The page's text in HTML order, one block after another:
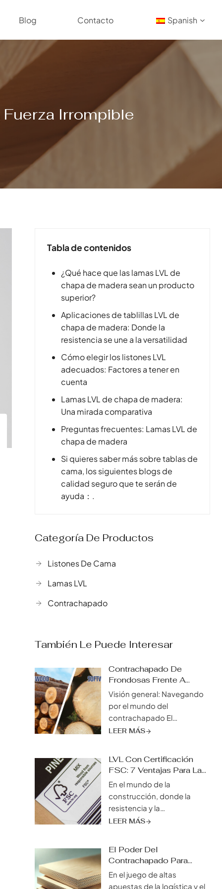
Blog Contacto Spanish
Irrompible
Tabla de contenidos
¿Qué hace que las lamas LVL de
chapa de madera sean un producto
superior?
Aplicaciones de tablillas LVL de
chapa de madera: Donde la
resistencia se une a la versatilidad
Cómo elegir los listones LVL
adecuados: Factores a tener en
cuenta
Lamas LVL de chapa de madera:
Una mirada comparativa
Preguntas frecuentes: Lamas LVL de
chapa de madera
Si quieres saber más sobre tablas de
cama, los siguientes blogs de
calidad seguro que te serán de
ayuda：.
Categoría De Productos
Listones De Cama
Lamas LVL
Contrachapado
También Le Puede Interesar
Contrachapado De
Frondosas Frente A
Coníferas: Una
Comparación Exhaustiva
Visión general: Navegando
por el mundo del
contrachapado El
contrachapado, un versátil
piedra angular en
innumerables proyectos de
construcción, mobiliario y
diseño. Su resistencia,
versatilidad y asequibilidad
lo han convertido en un
para profesionales como
para aficionados al bricolaje.
Sin embargo, el mundo del
contrachapado va más allá
LEER MÁS
LVL Con Certificación
FSC: 7 Ventajas Para La
Construcción Sostenible
En el mundo de la
construcción, donde la
resistencia y la
sostenibilidad son
certificación FSC ha
cambiado las reglas del
juego. Este producto de
LEER MÁS
El Poder Del
Contrachapado Para
Embalajes: Transforme
Hoy Su Logística Y Sus
En el juego de altas
apuestas de la logística y el